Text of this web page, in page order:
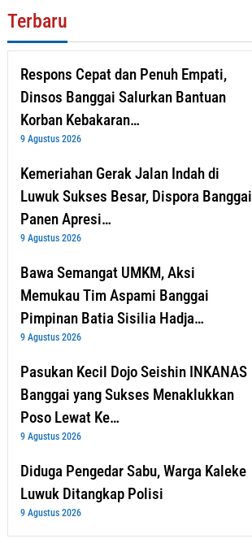
Terbaru
Respons Cepat dan Penuh Empati,
Dinsos Banggai Salurkan Bantuan
Korban Kebakaran…
9 Agustus 2026
Kemeriahan Gerak Jalan Indah di
Luwuk Sukses Besar, Dispora Banggai
Panen Apresi…
9 Agustus 2026
Bawa Semangat UMKM, Aksi
Memukau Tim Aspami Banggai
Pimpinan Batia Sisilia Hadja…
9 Agustus 2026
Pasukan Kecil Dojo Seishin INKANAS
Banggai yang Sukses Menaklukkan
Poso Lewat Ke…
9 Agustus 2026
Diduga Pengedar Sabu, Warga Kaleke
Luwuk Ditangkap Polisi
9 Agustus 2026